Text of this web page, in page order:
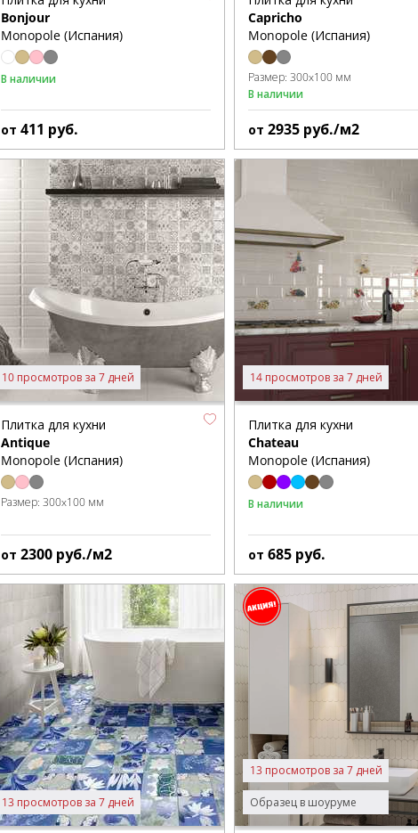
Bonjour
Monopole (Испания)
В наличии
от 411 руб.
Capricho
Monopole (Испания)
Размер:300x100 мм
В наличии
от2935 руб./м2
10 просмотров за 7 дней
Плитка для кухни
Antique
Monopole (Испания)
Размер: 300x100 мм
от 2300 руб./м2
14 просмотров за 7 дней
Плитка для кухни
Chateau
Monopole (Испания)
В наличии
от685 руб.
13 просмотров за 7 дней Образец в шоуруме
13 просмотров за 7 дней